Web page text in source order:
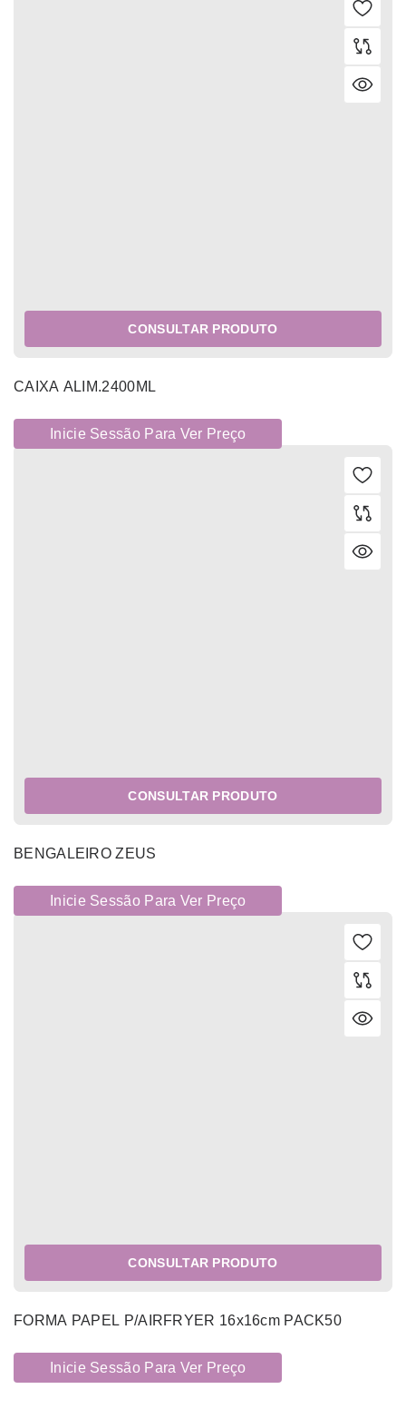
CONSULTAR PRODUTO
CAIXA ALIM.2400ML
Inicie Sessão Para Ver Preço
CONSULTAR PRODUTO
BENGALEIRO ZEUS
Inicie Sessão Para Ver Preço
CONSULTAR PRODUTO
FORMA PAPEL P/AIRFRYER 16x16cm PACK50
Inicie Sessão Para Ver Preço